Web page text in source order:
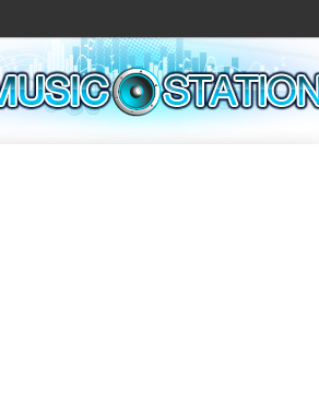
ข่าวด่วน ข่าวสั้น
ละคร
หนังใหม่
หมากรุกไทย